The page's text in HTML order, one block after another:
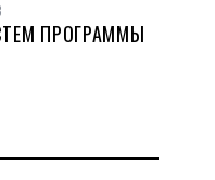
ПРОГРАММЫ